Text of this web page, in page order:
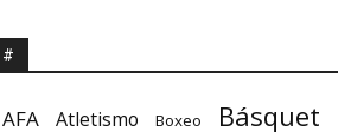
#
AFA Atletismo Boxeo Básquet